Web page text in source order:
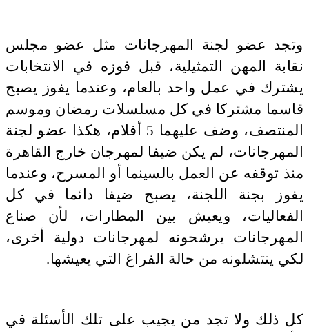
وتجد عضو لجنة المهرجانات مثل عضو مجلس
نقابة المهن التمثيلية، قبل فوزه في الانتخابات
يشترك في عمل واحد بالعام، وعندما يفوز يصبح
قاسما مشتركا في كل مسلسلات رمضان وموسم
المنتصف، وضف عليهما 5 أفلام، هكذا عضو لجنة
المهرجانات، لم يكن ضيفا لمهرجان خارج القاهرة
منذ توقفه عن العمل بالسينما أو المسرح، وعندما
يفوز بجنة اللجنة، يصبح ضيفا دائما في كل
الفعاليات، ويعيش بين المطارات، لأن صناع
المهرجانات يرشحونه لمهرجانات دولية أخرى،
لكي ينتشلونه من حالة الفراغ التي يعيشها.
كل ذلك ولا تجد من يجيب على تلك الأسئلة في